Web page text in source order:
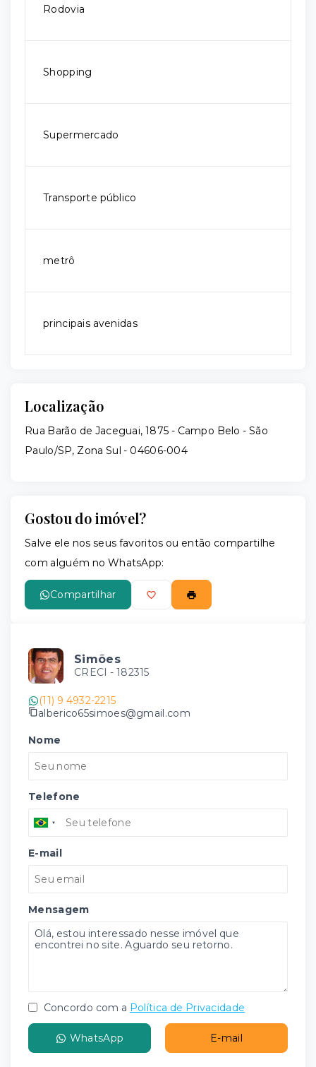
Rodovia
Shopping
Supermercado
Transporte público
metrô
principais avenidas
Localização
Rua Barão de Jaceguai, 1875 - Campo Belo - São
Paulo/SP, Zona Sul - 04606-004
Gostou do imóvel?
Salve ele nos seus favoritos ou então compartilhe
com alguém no WhatsApp:
Compartilhar
Simões
CRECI - 182315
(11) 9 4932-2215
alberico65simoes@gmail.com
Nome
Telefone
E-mail
Mensagem
Concordo com a Política de Privacidade
WhatsApp E-mail